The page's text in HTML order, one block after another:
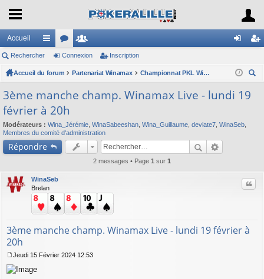
Accueil
ac
co
ci
s
or
u
s
e
m ne
xi
cri
Rechercher Connexion Inscription
Accueil du forum Partenariat Winamax
Championnat PKL Winamax Live B
her
3ème manche champ. Winamax Live - lundi 19
février à 20h
Modérateurs : Wina_Jérémie WinaSabeeshan Wina_Guillaume deviate7 WinaSeb
Membres du comité d'administration
Répondre
2 messages • Page 1 sur 1
WinaSeb
Brelan
3ème manche champ. Winamax Live - lundi 19 février à
20h
Citer
e
Jeudi 15 Février 2024 12:53